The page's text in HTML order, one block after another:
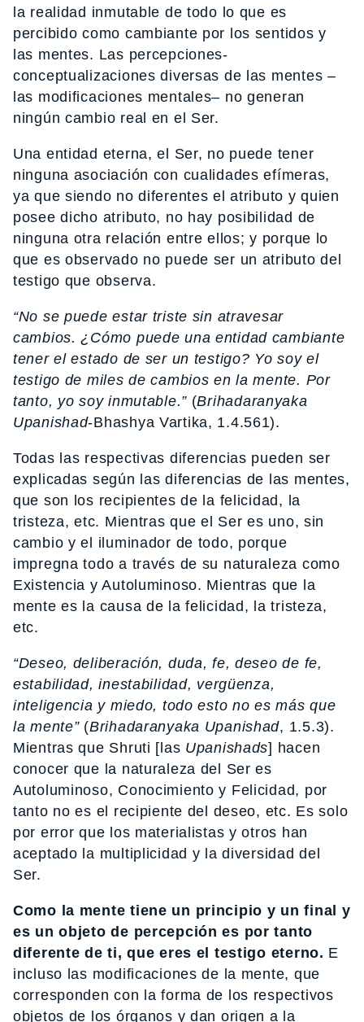
la realidad inmutable de todo lo que es
percibido como cambiante por los sentidos y
las mentes. Las percepciones-
conceptualizaciones diversas de las mentes –
las modificaciones mentales– no generan
ningún cambio real en el Ser.
Una entidad eterna, el Ser, no puede tener
ninguna asociación con cualidades efímeras,
ya que siendo no diferentes el atributo y quien
posee dicho atributo, no hay posibilidad de
ninguna otra relación entre ellos; y porque lo
que es observado no puede ser un atributo del
testigo que observa.
“No se puede estar triste sin atravesar
cambios. ¿Cómo puede una entidad cambiante
tener el estado de ser un testigo? Yo soy el
testigo de miles de cambios en la mente. Por
tanto, yo soy inmutable.” (Brihadaranyaka
Upanishad-Bhashya Vartika, 1.4.561).
Todas las respectivas diferencias pueden ser
explicadas según las diferencias de las mentes,
que son los recipientes de la felicidad, la
tristeza, etc. Mientras que el Ser es uno, sin
cambio y el iluminador de todo, porque
impregna todo a través de su naturaleza como
Existencia y Autoluminoso. Mientras que la
mente es la causa de la felicidad, la tristeza,
etc.
“Deseo, deliberación, duda, fe, deseo de fe,
estabilidad, inestabilidad, vergüenza,
inteligencia y miedo, todo esto no es más que
la mente”(Brihadaranyaka Upanishad, 1.5.3).
Mientras que Shruti [las Upanishads] hacen
conocer que la naturaleza del Ser es
Autoluminoso, Conocimiento y Felicidad, por
tanto no es el recipiente del deseo, etc. Es solo
por error que los materialistas y otros han
aceptado la multiplicidad y la diversidad del
Ser.
Como la mente tiene un principio y un final y
es un objeto de percepción es por tanto
diferente de ti, que eres el testigo eterno. E
incluso las modificaciones de la mente, que
corresponden con la forma de los respectivos
objetos de los órganos y dan origen a la